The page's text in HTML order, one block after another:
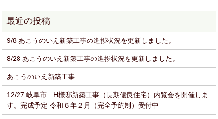
9/8 あこうのいえ新築工事の進捗状況を更新しました。
8/28 あこうのいえ新築工事の進捗状況を更新しました。
あこうのいえ新築工事
12/27 岐阜市 H様邸新築工事（長期優良住宅）内覧会を開催しま
す。完成予定 令和６年２月（完全予約制）受付中